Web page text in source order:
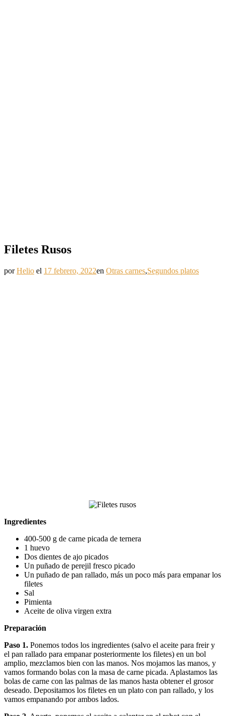
Filetes Rusos
porHelio el 17 febrero, 2022en Otras carnes,Segundos platos
Ingredientes
400-500 g de carne picada de ternera
1 huevo
Dos dientes de ajo picados
Un puñado de perejil fresco picado
Un puñado de pan rallado, más un poco más para empanar los
filetes
Sal
Pimienta
Aceite de oliva virgen extra
Preparación
Paso 1. Ponemos todos los ingredientes (salvo el aceite para freir y
el pan rallado para empanar posteriormente los filetes) en un bol
amplio, mezclamos bien con las manos. Nos mojamos las manos, y
vamos formando bolas con la masa de carne picada. Aplastamos las
bolas de carne con las palmas de las manos hasta obtener el grosor
deseado. Depositamos los filetes en un plato con pan rallado, y los
vamos empanando por ambos lados.